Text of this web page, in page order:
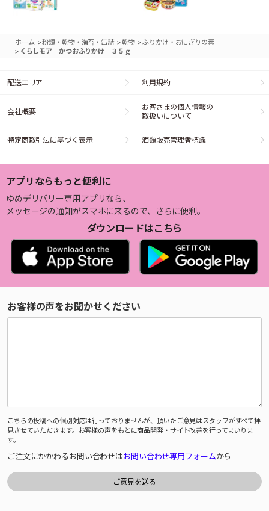
ホーム >粉類・乾物・海苔・缶詰 >乾物 >ふりかけ・おにぎりの素
> くらしモア かつおふりかけ ３５ｇ
配送エリア 利用規約
会社概要
お客さまの個人情報の
取扱いについて
特定商取引法に基づく表示 酒類販売管理者標識
アプリならもっと便利に
ゆめデリバリー専用アプリなら、
メッセージの通知がスマホに来るので、さらに便利。
ダウンロードはこちら
お客様の声をお聞かせください
こちらの投稿への個別対応は行っておりませんが、頂いたご意見はスタッフがすべて拝
見させていただきます。お客様の声をもとに商品開発・サイト改善を行ってまいりま
す。
ご注文にかかわるお問い合わせはお問い合わせ専用フォームから